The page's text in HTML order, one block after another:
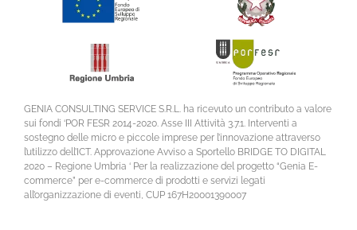
GENIA CONSULTING SERVICE S.R.L. ha ricevuto un contributo a valore
sui fondi ‘POR FESR 2014-2020. Asse III Attività 3.7.1. Interventi a
sostegno delle micro e piccole imprese per l’innovazione attraverso
l’utilizzo dell’ICT. Approvazione Avviso a Sportello BRIDGE TO DIGITAL
2020 – Regione Umbria ‘ Per la realizzazione del progetto “Genia E-
commerce” per e-commerce di prodotti e servizi legati
all’organizzazione di eventi, CUP 167H20001390007